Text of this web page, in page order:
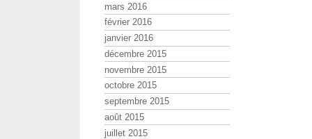
mars 2016
février 2016
janvier 2016
décembre 2015
novembre 2015
octobre 2015
septembre 2015
août 2015
juillet 2015